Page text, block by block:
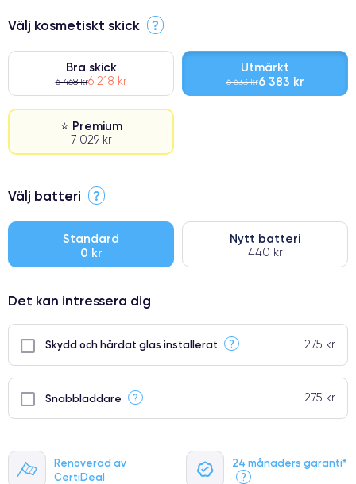
Renoverad av
CertiDeal
24 månaders garanti*
?
Välj kosmetiskt skick ?
Bra skick
6 468 kr6 218 kr
Utmärkt
6 633 kr6 383 kr
⭐ Premium
7 029 kr
⭐ Premium
● Oklanderlig kvalitetsskärm
● Endast 5% av våra telefoner har premiumklassning
Välj batteri ?
Standard
0 kr
Nytt batteri
440 kr
Det kan intressera dig
Skydd och härdat glas installerat ? 275 kr
Snabbladdare ? 275 kr